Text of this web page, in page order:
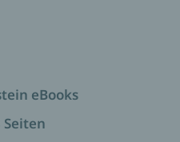
der Erkenntnisse in
Nerv unserer Zeit
Lesern die geistigen
für das neue
eBooks
Seiten